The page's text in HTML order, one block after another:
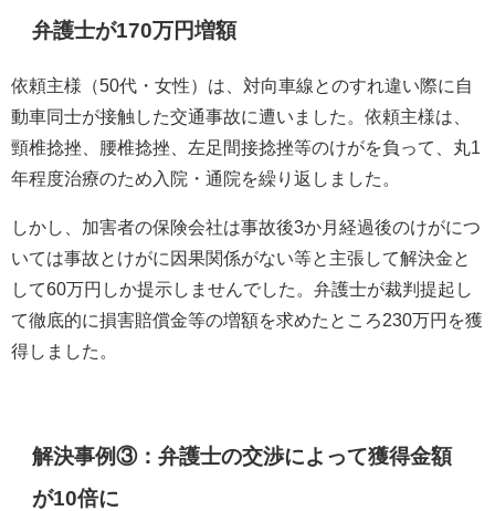
弁護士が170万円増額
依頼主様（50代・女性）は、対向車線とのすれ違い際に自
動車同士が接触した交通事故に遭いました。依頼主様は、
頸椎捻挫、腰椎捻挫、左足間接捻挫等のけがを負って、丸1
年程度治療のため入院・通院を繰り返しました。
しかし、加害者の保険会社は事故後3か月経過後のけがにつ
いては事故とけがに因果関係がない等と主張して解決金と
して60万円しか提示しませんでした。弁護士が裁判提起し
て徹底的に損害賠償金等の増額を求めたところ230万円を獲
得しました。
解決事例③：弁護士の交渉によって獲得金額
が10倍に